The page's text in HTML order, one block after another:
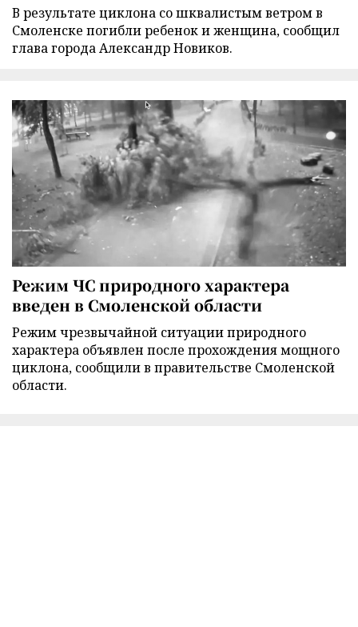
В результате циклона со шквалистым ветром в
Смоленске погибли ребенок и женщина, сообщил
глава города Александр Новиков.
Режим ЧС природного характера
введен в Смоленской области
Режим чрезвычайной ситуации природного
характера объявлен после прохождения мощного
циклона, сообщили в правительстве Смоленской
области.